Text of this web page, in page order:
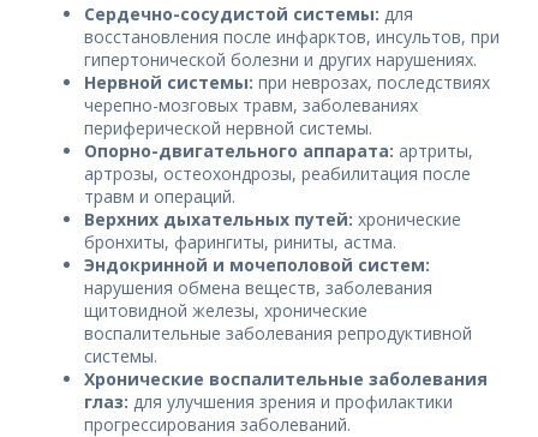
Сердечно-сосудистой системы: для
восстановления после инфарктов, инсультов, при
гипертонической болезни и других нарушениях.
Нервной системы: при неврозах, последствиях
черепно-мозговых травм, заболеваниях
периферической нервной системы.
Опорно-двигательного аппарата: артриты,
артрозы, остеохондрозы, реабилитация после
травм и операций.
Верхних дыхательных путей: хронические
бронхиты, фарингиты, риниты, астма.
Эндокринной и мочеполовой систем:
нарушения обмена веществ, заболевания
щитовидной железы, хронические
воспалительные заболевания репродуктивной
системы.
Хронические воспалительные заболевания
глаз: для улучшения зрения и профилактики
прогрессирования заболеваний.